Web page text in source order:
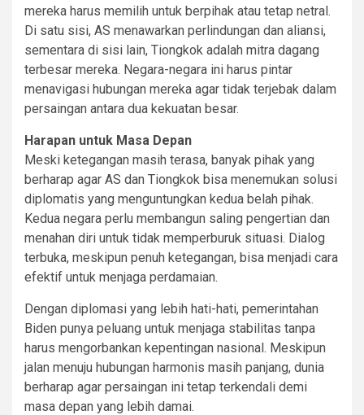
mereka harus memilih untuk berpihak atau tetap netral.
Di satu sisi, AS menawarkan perlindungan dan aliansi,
sementara di sisi lain, Tiongkok adalah mitra dagang
terbesar mereka. Negara-negara ini harus pintar
menavigasi hubungan mereka agar tidak terjebak dalam
persaingan antara dua kekuatan besar.
Harapan untuk Masa Depan
Meski ketegangan masih terasa, banyak pihak yang
berharap agar AS dan Tiongkok bisa menemukan solusi
diplomatis yang menguntungkan kedua belah pihak.
Kedua negara perlu membangun saling pengertian dan
menahan diri untuk tidak memperburuk situasi. Dialog
terbuka, meskipun penuh ketegangan, bisa menjadi cara
efektif untuk menjaga perdamaian.
Dengan diplomasi yang lebih hati-hati, pemerintahan
Biden punya peluang untuk menjaga stabilitas tanpa
harus mengorbankan kepentingan nasional. Meskipun
jalan menuju hubungan harmonis masih panjang, dunia
berharap agar persaingan ini tetap terkendali demi
masa depan yang lebih damai.